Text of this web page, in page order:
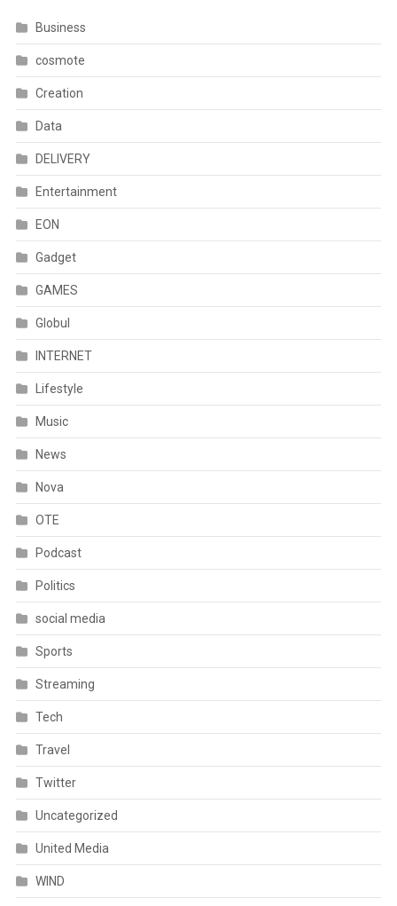
Business
cosmote
Creation
Data
DELIVERY
Entertainment
EON
Gadget
GAMES
Globul
INTERNET
Lifestyle
Music
News
Nova
OTE
Podcast
Politics
social media
Sports
Streaming
Tech
Travel
Twitter
Uncategorized
United Media
WIND